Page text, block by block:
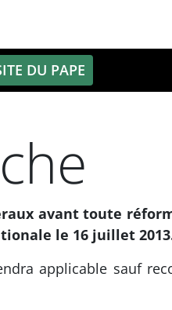
DU PAPE
avant toute
le 16 juillet
applicable sauf